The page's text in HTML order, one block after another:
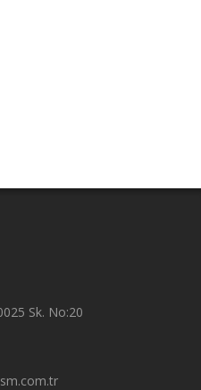
Sk. No:20